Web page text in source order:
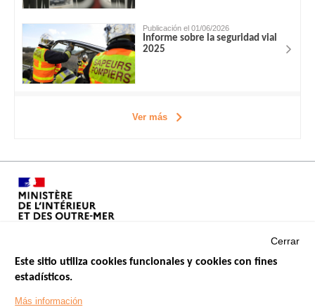
Publicación el 01/06/2026
Informe sobre la seguridad vial
2025
Ver más
Footer
Cerrar
Este sitio utiliza cookies funcionales y cookies con fines
estadísticos.
Más información